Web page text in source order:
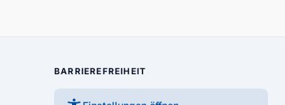
BARRIEREFREIHEIT